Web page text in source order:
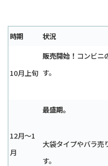
時期 状況
10月上旬
販売開始！ コンビニ
す。
12月～1
月
最盛期。
大袋タイプやバラ売
す。